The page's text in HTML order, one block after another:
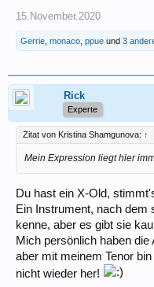
15.November.2020
Gerrie monaco ppue und 3
Rick
Experte
Zitat von Kristina Shamgunova: ↑
Mein Expression liegt hier
Du hast ein X-Old,
Ein Instrument, nach dem
kenne, aber es gibt sie
Mich persönlich haben
aber mit meinem Tenor
nicht wieder her!